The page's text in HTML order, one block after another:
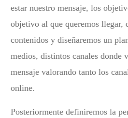
estar nuestro mensaje, los
objetivo al que queremos llegar,
contenidos y diseñaremos un
medios, distintos canales donde
mensaje valorando tanto los
online.
Posteriormente definiremos la